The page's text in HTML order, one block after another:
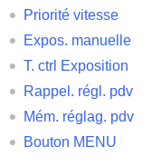
Priorité vitesse
Expos. manuelle
T. ctrl Exposition
Rappel. régl. pdv
Mém. réglag. pdv
Bouton MENU